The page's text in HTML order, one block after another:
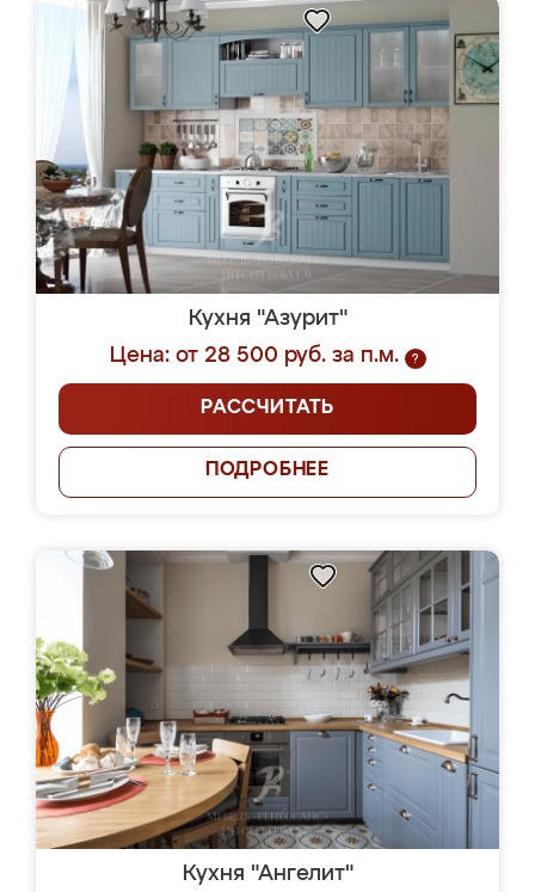
Кухня "Азурит"
Цена: от 28 500 руб. за п.м.
?
РАССЧИТАТЬ
ПОДРОБНЕЕ
Кухня "Ангелит"